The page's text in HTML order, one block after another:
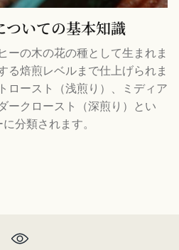
いての基本知識
ーの木の花の種として生まれま
る焙煎レベルまで仕上げられま
ロースト（浅煎り）、ミディア
ークロースト（深煎り）とい
分類されます。